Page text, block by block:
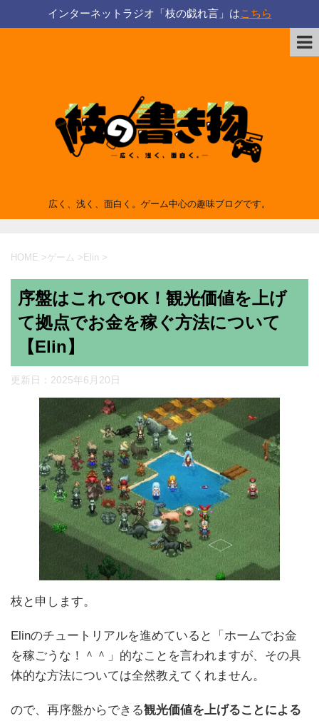
インターネットラジオ「枝の戯れ言」はこちら
広く、浅く、面白く。ゲーム中心の趣味ブログです。
HOME >ゲーム > Elin >
序盤はこれでOK！観光価値を上げ
て拠点でお金を稼ぐ方法について
【Elin】
更新日： 2025年6月20日
枝と申します。
Elinのチュートリアルを進めていると「ホームでお金
を稼ごうな！＾＾」的なことを言われますが、その具
体的な方法については全然教えてくれません。
ので、再序盤からできる観光価値を上げることによる